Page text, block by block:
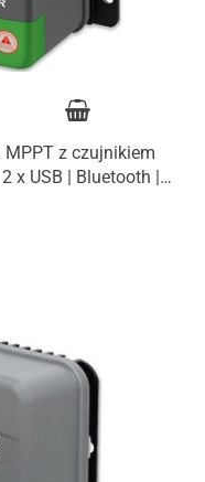
MPPT z czujnikiem
x USB | Bluetooth |